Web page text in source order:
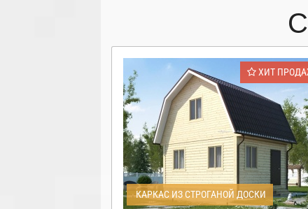
ХИТ
КАРКАС ИЗ СТРОГАНОЙ ДОСКИ